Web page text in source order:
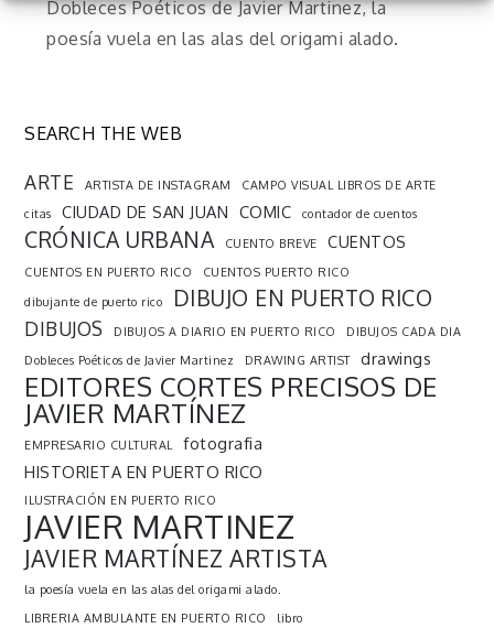
Dobleces Poéticos de Javier Martinez, la
poesía vuela en las alas del origami alado.
SEARCH THE WEB
ARTE ARTISTA DE INSTAGRAM
CAMPO VISUAL LIBROS DE ARTE
citas
CIUDAD DE SAN JUAN COMIC contador de cuentos
CRÓNICA URBANA CUENTO BREVE CUENTOS
CUENTOS EN PUERTO RICO
CUENTOS PUERTO RICO
dibujante de puerto rico
DIBUJO EN PUERTO RICO
DIBUJOS DIBUJOS A DIARIO EN PUERTO RICO
DIBUJOS CADA DIA
Dobleces Poéticos de Javier Martinez
DRAWING ARTIST drawings
EDITORES CORTES PRECISOS DE
JAVIER MARTÍNEZ
EMPRESARIO CULTURAL
fotografia
HISTORIETA EN PUERTO RICO
ILUSTRACIÓN EN PUERTO RICO
JAVIER MARTINEZ
JAVIER MARTÍNEZ ARTISTA
la poesía vuela en las alas del origami alado.
LIBRERIA AMBULANTE EN PUERTO RICO
libro